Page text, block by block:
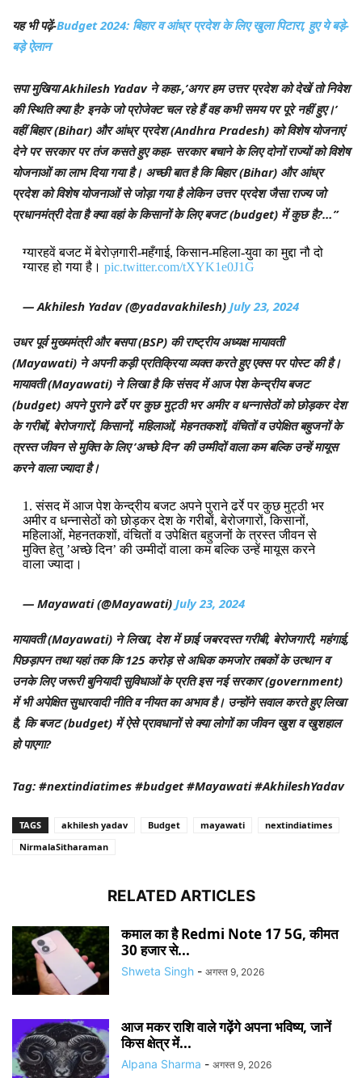
यह भी पढ़ें-Budget 2024: बिहार व आंध्र प्रदेश के लिए खुला पिटारा, हुए ये बड़े-
बड़े ऐलान
सपा मुखिया Akhilesh Yadav ने कहा-,’अगर हम उत्तर प्रदेश को देखें तो निवेश
की स्थिति क्या है? इनके जो प्रोजेक्ट चल रहे हैं वह कभी समय पर पूरे नहीं हुए।’
वहीं बिहार (Bihar) और आंध्र प्रदेश (Andhra Pradesh) को विशेष योजनाएं
देने पर सरकार पर तंज कसते हुए कहा- सरकार बचाने के लिए दोनों राज्यों को विशेष
योजनाओं का लाभ दिया गया है। अच्छी बात है कि बिहार (Bihar) और आंध्र
प्रदेश को विशेष योजनाओं से जोड़ा गया है लेकिन उत्तर प्रदेश जैसा राज्य जो
प्रधानमंत्री देता है क्या वहां के किसानों के लिए बजट (budget) में कुछ है?…”
ग्यारहवें बजट में बेरोज़गारी-महँगाई, किसान-महिला-युवा का मुद्दा नौ दो
ग्यारह हो गया है। pic.twitter.com/tXYK1e0J1G
— Akhilesh Yadav (@yadavakhilesh) July 23, 2024
उधर पूर्व मुख्यमंत्री और बसपा (BSP) की राष्ट्रीय अध्यक्ष मायावती
(Mayawati) ने अपनी कड़ी प्रतिक्रिया व्यक्त करते हुए एक्स पर पोस्ट की है।
मायावती (Mayawati) ने लिखा है कि संसद में आज पेश केन्द्रीय बजट
(budget) अपने पुराने ढर्रे पर कुछ मुट्ठी भर अमीर व धन्नासेठों को छोड़कर देश
के गरीबों, बेरोजगारों, किसानों, महिलाओं, मेहनतकशों, वंचितों व उपेक्षित बहुजनों के
त्रस्त जीवन से मुक्ति के लिए ’अच्छे दिन’ की उम्मीदों वाला कम बल्कि उन्हें मायूस
करने वाला ज्यादा है।
1. संसद में आज पेश केन्द्रीय बजट अपने पुराने ढर्रे पर कुछ मुट्ठी भर
अमीर व धन्नासेठों को छोड़कर देश के गरीबों, बेरोजगारों, किसानों,
महिलाओं, मेहनतकशों, वंचितों व उपेक्षित बहुजनों के त्रस्त जीवन से
मुक्ति हेतु ’अच्छे दिन’ की उम्मीदों वाला कम बल्कि उन्हें मायूस करने
वाला ज्यादा।
— Mayawati (@Mayawati) July 23, 2024
मायावती (Mayawati) ने लिखा, देश में छाई जबरदस्त गरीबी, बेरोजगारी, महंगाई,
पिछड़ापन तथा यहां तक कि 125 करोड़ से अधिक कमजोर तबकों के उत्थान व
उनके लिए जरूरी बुनियादी सुविधाओं के प्रति इस नई सरकार (government)
में भी अपेक्षित सुधारवादी नीति व नीयत का अभाव है। उन्होंने सवाल करते हुए लिखा
है, कि बजट (budget) में ऐसे प्रावधानों से क्या लोगों का जीवन खुश व खुशहाल
हो पाएगा?
Tag: #nextindiatimes #budget #Mayawati #AkhileshYadav
TAGS akhilesh yadav Budget mayawati
nextindiatimes
NirmalaSitharaman
RELATED ARTICLES
कमाल का है Redmi Note 17 5G, कीमत
30 हजार से...
Shweta Singh - अगस्त 9, 2026
आज मकर राशि वाले गढ़ेंगे अपना भविष्य, जानें
किस क्षेत्र में...
Alpana Sharma - अगस्त 9, 2026